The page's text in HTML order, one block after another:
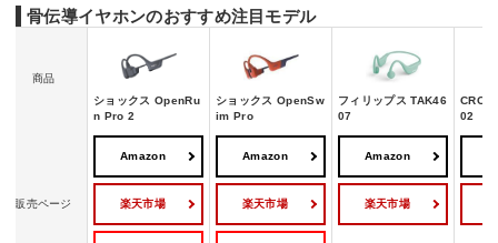
骨伝導イヤホンのおすすめ｜テレビ用
骨伝導イヤホンで難聴になる危険性は？
骨伝導イヤホンのおすすめ注目モデル
商品
ショックス OpenRu
n Pro 2
ショックス OpenSw
im Pro
フィリップス TAK46
07
02
販売ページ
Amazon
楽天市場
Amazon
楽天市場
Amazon
楽天市場